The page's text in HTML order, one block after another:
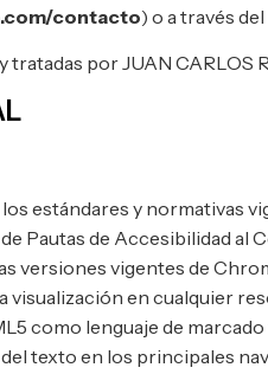
contacto) o a través
por JUAN CARLOS
los estándares y normativas
Pautas de Accesibilidad al
versiones vigentes de
visualización en cualquier
como lenguaje de
texto en los principales